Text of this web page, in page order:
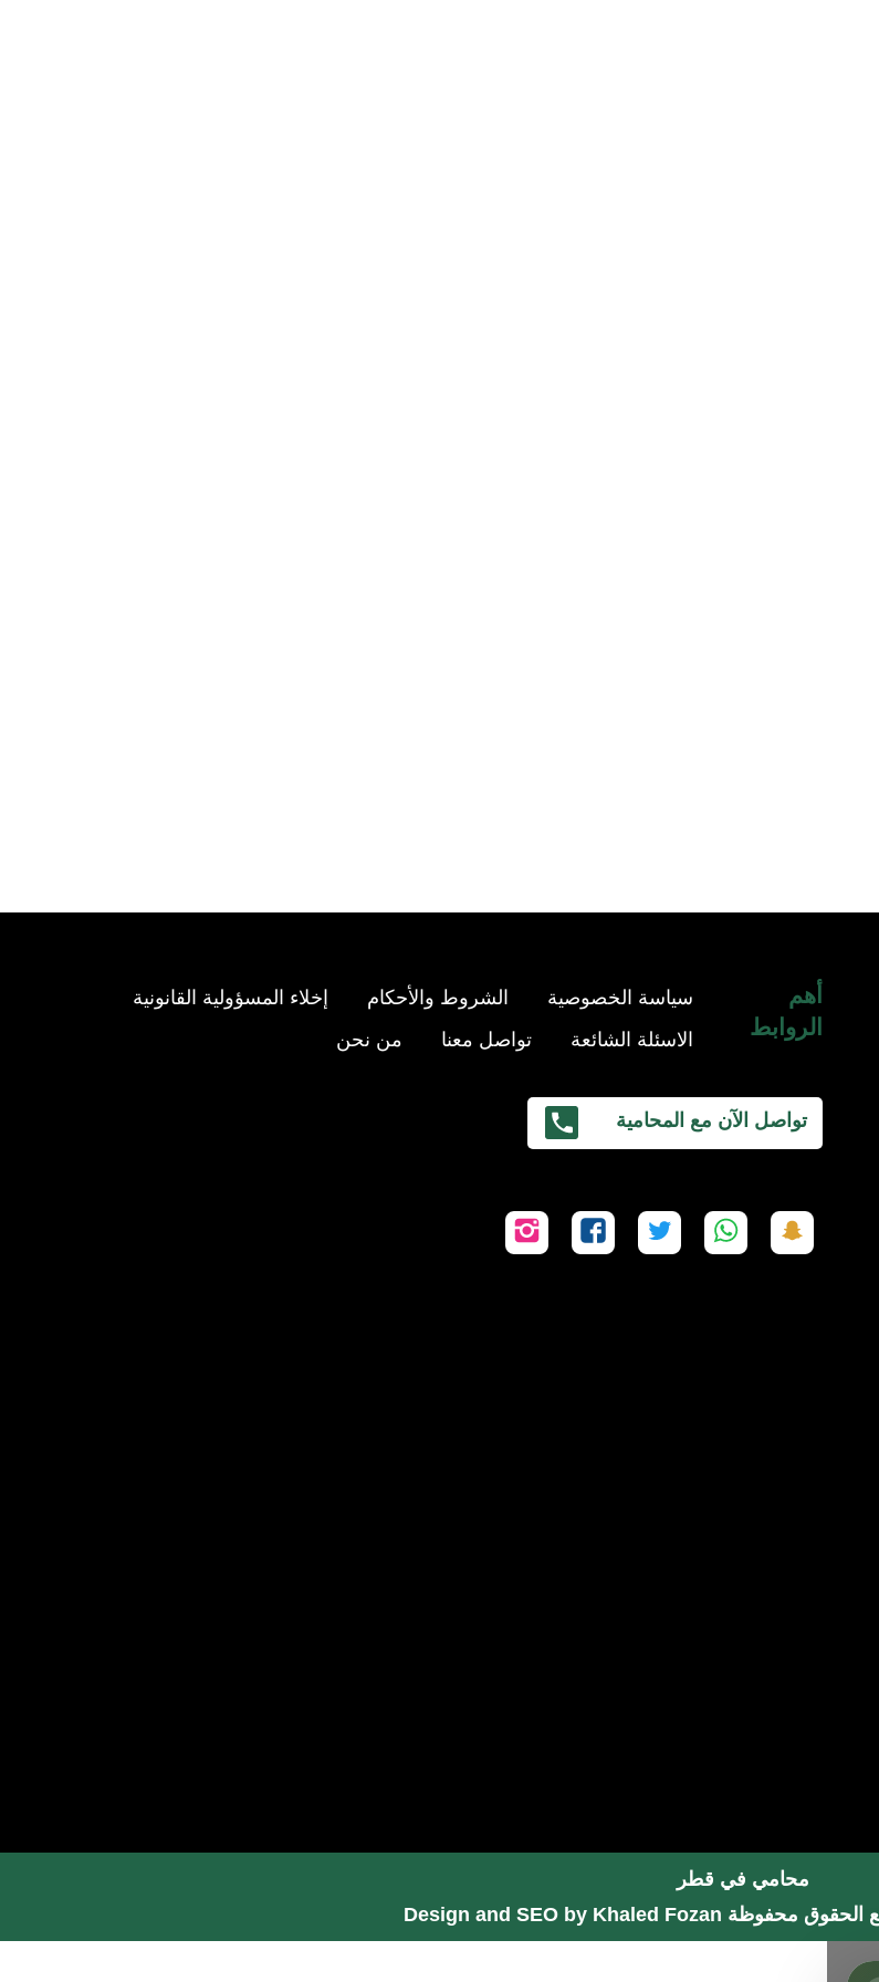
أهم
الروابط
سياسة الخصوصية الشروط والأحكام
إخلاء المسؤولية القانونية
الاسئلة الشائعة
تواصل معنا من نحن
تواصل الآن مع المحامية
على
على
على
على
على
محامي في قطر
Design and SEO by Khaled Fozan